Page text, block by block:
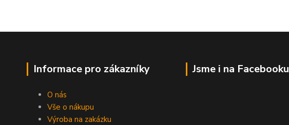
Informace pro zákazníky
O nás
Vše o nákupu
Výroba na zakázku
Jsme i na Facebooku